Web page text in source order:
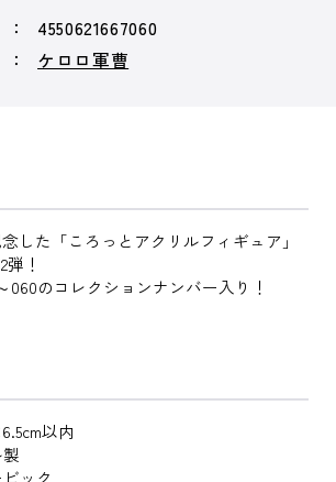
4550621667060
ケロロ軍曹
した「ころっとアクリルフィギュア」
！
060のコレクションナンバー入り！
以内
ック